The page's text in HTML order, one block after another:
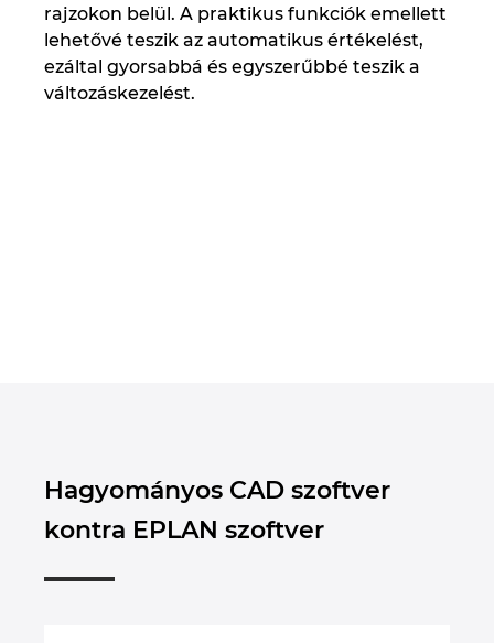
rajzokon belül. A praktikus funkciók emellett
lehetővé teszik az automatikus értékelést,
ezáltal gyorsabbá és egyszerűbbé teszik a
változáskezelést.
Hagyományos CAD szoftver
kontra EPLAN szoftver